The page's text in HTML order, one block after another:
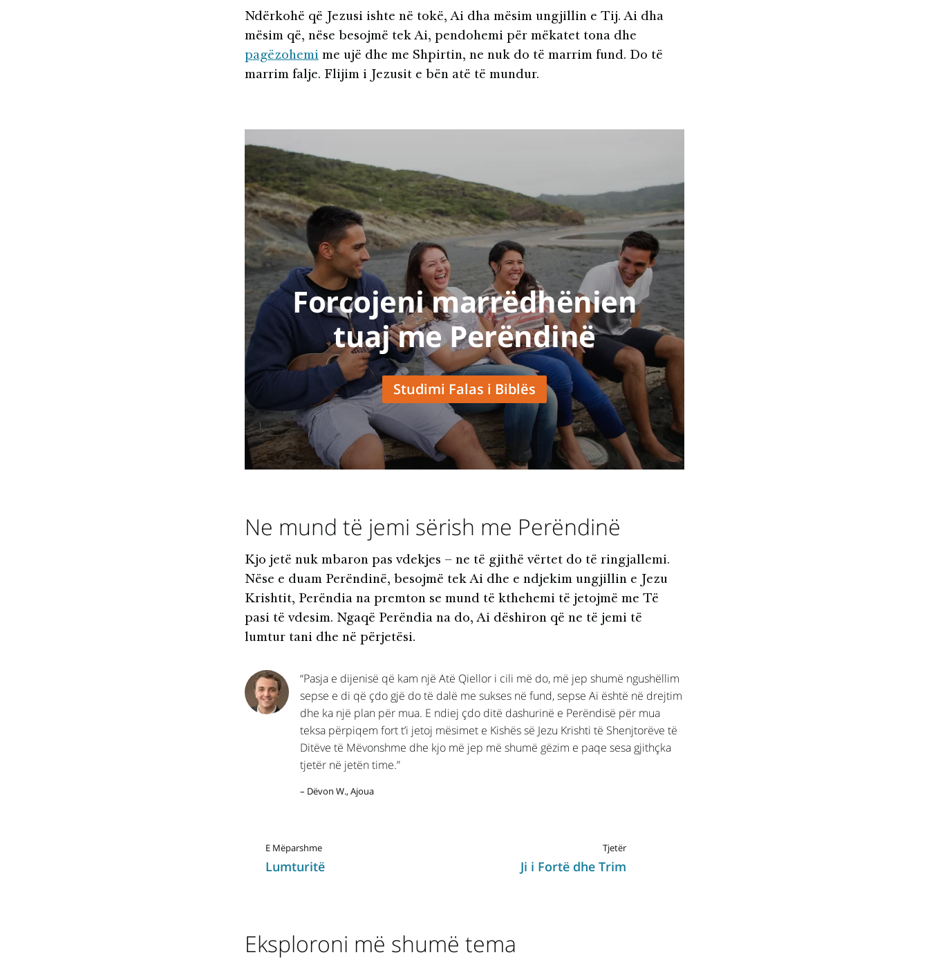
Ndërkohë që Jezusi ishte në tokë, Ai dha mësim ungjillin e Tij. Ai dha
mësim që, nëse besojmë tek Ai, pendohemi për mëkatet tona dhe
pagëzohemi me ujë dhe me Shpirtin, ne nuk do të marrim fund. Do të
marrim falje. Flijim i Jezusit e bën atë të mundur.
Forcojeni marrëdhënien
tuaj me Perëndinë
Studimi Falas i Biblës
Ne mund të jemi sërish me Perëndinë
Kjo jetë nuk mbaron pas vdekjes – ne të gjithë vërtet do të ringjallemi.
Nëse e duam Perëndinë, besojmë tek Ai dhe e ndjekim ungjillin e Jezu
Krishtit, Perëndia na premton se mund të kthehemi të jetojmë me Të
pasi të vdesim. Ngaqë Perëndia na do, Ai dëshiron që ne të jemi të
lumtur tani dhe në përjetësi.
“Pasja e dijenisë që kam një Atë Qiellor i cili më do, më jep shumë ngushëllim
sepse e di që çdo gjë do të dalë me sukses në fund, sepse Ai është në drejtim
dhe ka një plan për mua. E ndiej çdo ditë dashurinë e Perëndisë për mua
teksa përpiqem fort t’i jetoj mësimet e Kishës së Jezu Krishti të Shenjtorëve të
Ditëve të Mëvonshme dhe kjo më jep më shumë gëzim e paqe sesa gjithçka
tjetër në jetën time.”
– Dëvon W., Ajoua
E Mëparshme
Lumturitë
Tjetër
Ji i Fortë dhe Trim
Eksploroni më shumë tema